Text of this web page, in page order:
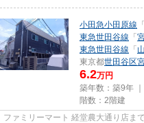
小田急小田原線 「
東急世田谷線 「
東急世田谷線 「
東京都世田谷区
6.2万円
築年数：築9年 ｜
階数：2階建
ファミリーマート 経堂農大通り店ま